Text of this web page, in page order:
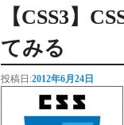
【CSS3】
てみる
投稿日:2012年6月24日